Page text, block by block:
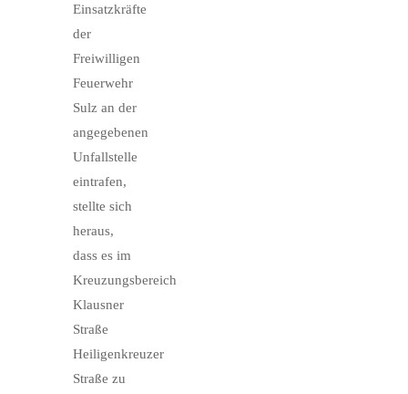
Einsatzkräfte
der
Freiwilligen
Feuerwehr
Sulz an der
angegebenen
Unfallstelle
eintrafen,
stellte sich
heraus,
dass es im
Kreuzungsbereich
Klausner
Straße
Heiligenkreuzer
Straße zu